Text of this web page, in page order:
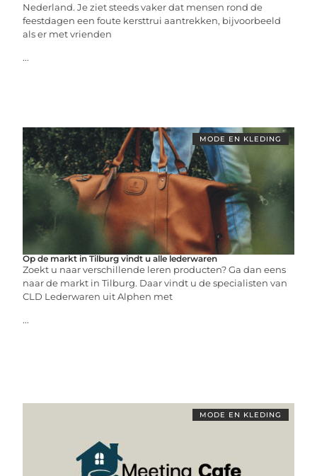
Nederland. Je ziet steeds vaker dat mensen rond de
feestdagen een foute kersttrui aantrekken, bijvoorbeeld
als er met vrienden
...
MODE EN KLEDING
Op de markt in Tilburg vindt u alle lederwaren
Zoekt u naar verschillende leren producten? Ga dan eens
naar de markt in Tilburg. Daar vindt u de specialisten van
CLD Lederwaren uit Alphen met
...
MODE EN KLEDING